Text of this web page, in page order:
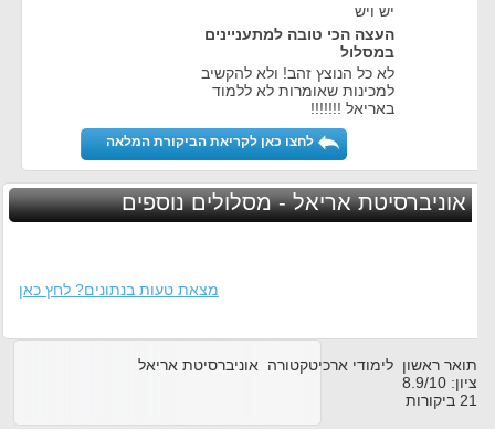
יש ויש
העצה הכי טובה למתעניינים
במסלול
לא כל הנוצץ זהב! ולא להקשיב
למכינות שאומרות לא ללמוד
באריאל !!!!!!!
לחצו כאן לקריאת הביקורת המלאה
אוניברסיטת אריאל - מסלולים נוספים
מצאת טעות בנתונים? לחץ כאן
תואר ראשון לימודי ארכיטקטורה אוניברסיטת אריאל
ציון:
8.9/10
21 ביקורות